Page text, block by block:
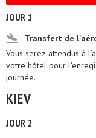
JOUR 1
Transfert de
Vous serez attendus à
votre hôtel pour
journée.
KIEV
JOUR 2